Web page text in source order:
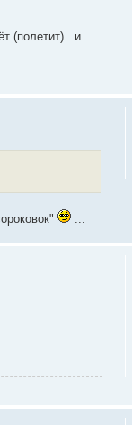
(полетит)...и
...